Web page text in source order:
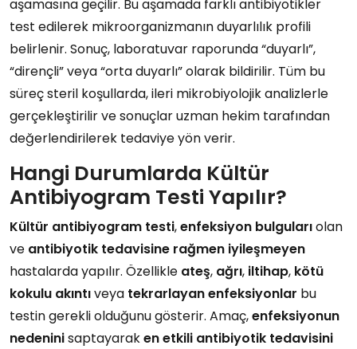
aşamasına geçilir. Bu aşamada farklı antibiyotikler
test edilerek mikroorganizmanın duyarlılık profili
belirlenir. Sonuç, laboratuvar raporunda “duyarlı”,
“dirençli” veya “orta duyarlı” olarak bildirilir. Tüm bu
süreç steril koşullarda, ileri mikrobiyolojik analizlerle
gerçekleştirilir ve sonuçlar uzman hekim tarafından
değerlendirilerek tedaviye yön verir.
Hangi Durumlarda Kültür
Antibiyogram Testi Yapılır?
Kültür antibiyogram testi,enfeksiyon bulgularıolan
ve antibiyotik tedavisine rağmen iyileşmeyen
hastalarda yapılır. Özellikle ateş, ağrı, iltihap, kötü
kokulu akıntıveya tekrarlayan enfeksiyonlar bu
testin gerekli olduğunu gösterir. Amaç,enfeksiyonun
nedeninisaptayaraken etkili antibiyotik tedavisini